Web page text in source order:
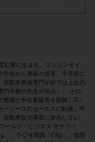
む家に生まれ、エンジンオイ
学校から車販の接客、中学校に
自動車整備専門学校では上位の
門学校の先生が採点）。 その
備と中古車販売を経験。IT×
ーリースのセールスに転身。中
自動車販売事業に参画してい
ールド・ビジネス サテライ
」、ラジオ関西「Clip」、徳間